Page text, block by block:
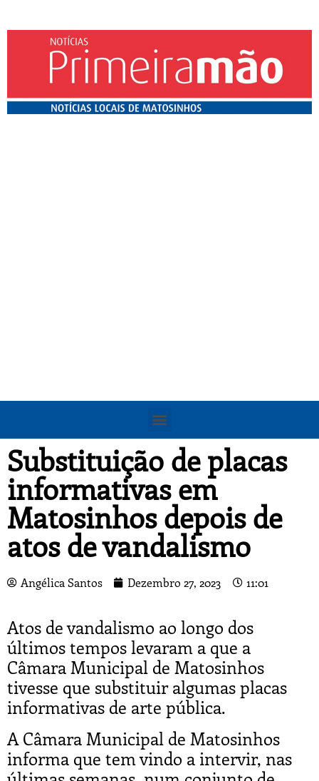
Substituição de placas
informativas em
Matosinhos depois de
atos de vandalismo
Angélica Santos Dezembro 27, 2023 11:01
Atos de vandalismo ao longo dos
últimos tempos levaram a que a
Câmara Municipal de Matosinhos
tivesse que substituir algumas placas
informativas de arte pública.
A Câmara Municipal de Matosinhos
informa que tem vindo a intervir, nas